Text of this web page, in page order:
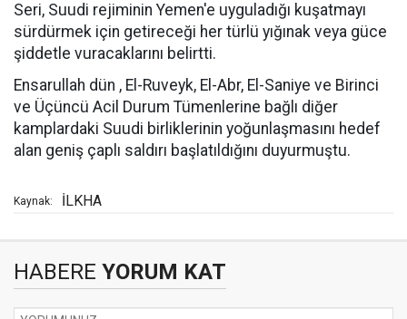
Seri, Suudi rejiminin Yemen'e uyguladığı kuşatmayı
sürdürmek için getireceği her türlü yığınak veya güce
şiddetle vuracaklarını belirtti.
Ensarullah dün , El-Ruveyk, El-Abr, El-Saniye ve Birinci
ve Üçüncü Acil Durum Tümenlerine bağlı diğer
kamplardaki Suudi birliklerinin yoğunlaşmasını hedef
alan geniş çaplı saldırı başlatıldığını duyurmuştu.
Kaynak: İLKHA
HABERE YORUM KAT